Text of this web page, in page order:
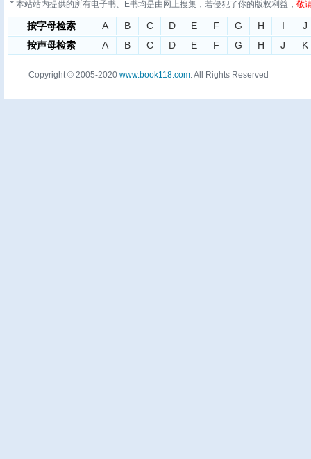
* 本站站内提供的所有电子书、E书均是由网上搜集，若侵犯了你的版权利益， 敬
按字母检索 A B C D E F G H I
J
按声母检索
A B C D E F G H J K
Copyright © 2005-2020 www.book118.com. All Rights Reserved